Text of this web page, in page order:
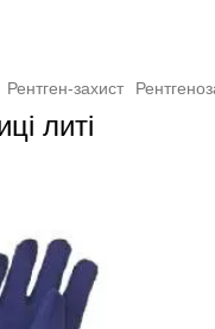
Рентген-захист
литі